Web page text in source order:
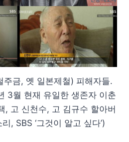
주금, 옛 일본제철) 피해자들.
3월 현재 유일한 생존자 이춘
, 고 신천수, 고 김규수 할아버
, SBS ‘그것이 알고 싶다’)